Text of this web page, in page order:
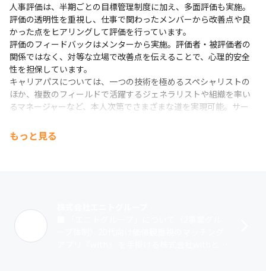
人事評価は、半期ごとの目標管理制度に加え、多面評価も実施。
評価の透明性を重視し、仕事で関わったメンバーから改善点や良
かった点をヒアリングして評価を行っています。
評価のフィードバックはメンターから実施。評価者・被評価者の
関係ではなく、対等な立場で改善点を伝えることで、心理的安全
性を担保しています。
キャリアパスについては、一つの技術を極めるスペシャリストの
ほか、複数のフィールドで活躍するジェネラリストや組織を率い
るマネージャーなど、本人次第でさまざまな道を実現可能。サー
と二人三脚で考えていける環境です。
もっと見る